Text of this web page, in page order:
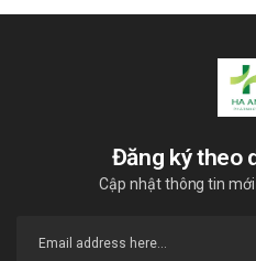
Đăng ký theo
Cập nhật thông tin